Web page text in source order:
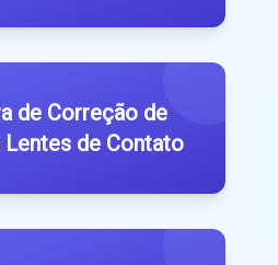
de Correção de
de Contato